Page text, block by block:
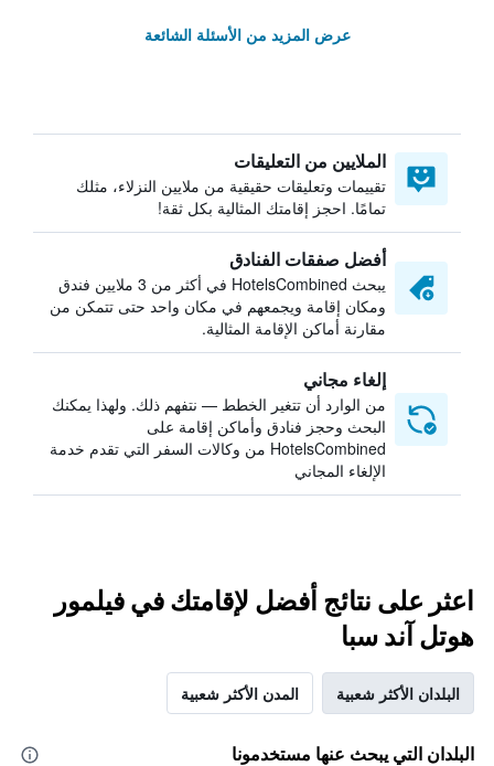
عرض المزيد من الأسئلة الشائعة
الملايين من التعليقات
تقييمات وتعليقات حقيقية من ملايين النزلاء، مثلك
تمامًا. احجز إقامتك المثالية بكل ثقة!
أفضل صفقات الفنادق
يبحث HotelsCombined في أكثر من 3 ملايين فندق
ومكان إقامة ويجمعهم في مكان واحد حتى تتمكن من
مقارنة أماكن الإقامة المثالية.
إلغاء مجاني
من الوارد أن تتغير الخطط — نتفهم ذلك. ولهذا يمكنك
البحث وحجز فنادق وأماكن إقامة على
HotelsCombined من وكالات السفر التي تقدم خدمة
الإلغاء المجاني
اعثر على نتائج أفضل لإقامتك في فيلمور
هوتل آند سبا
البلدان الأكثر شعبية المدن الأكثر شعبية
البلدان التي يبحث عنها مستخدمونا